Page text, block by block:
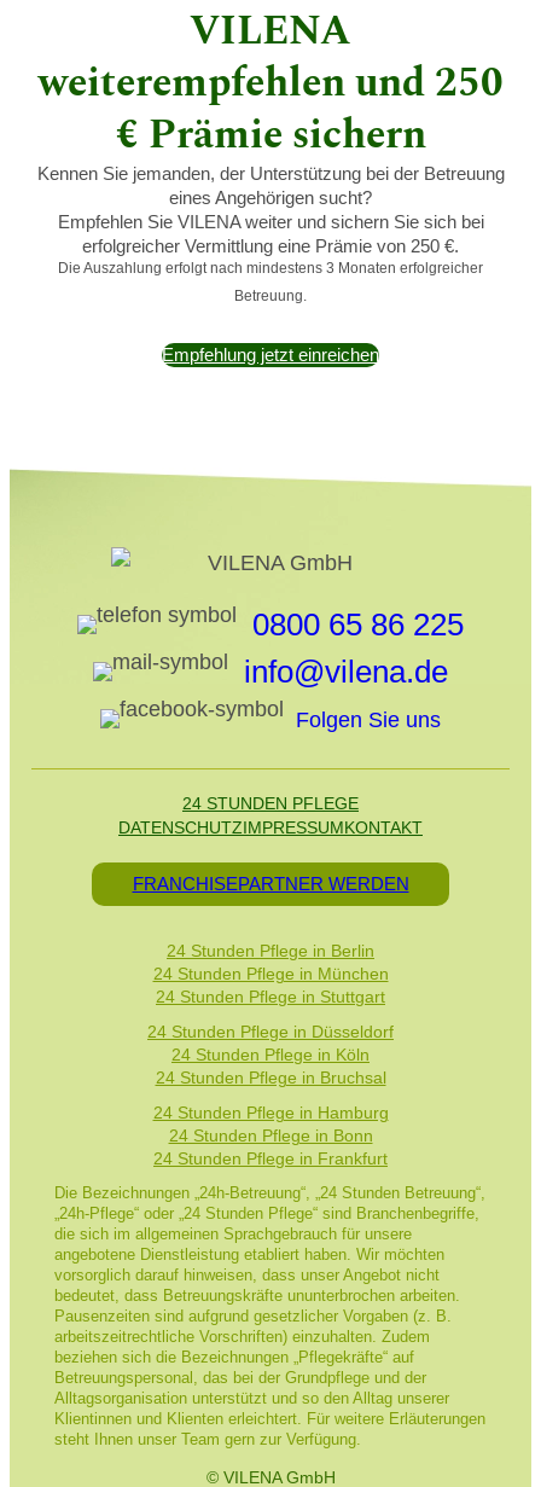
VILENA
weiterempfehlen und 250
€ Prämie sichern
Kennen Sie jemanden, der Unterstützung bei der Betreuung
eines Angehörigen sucht?
Empfehlen Sie VILENA weiter und sichern Sie sich bei
erfolgreicher Vermittlung eine Prämie von 250 €.
Die Auszahlung erfolgt nach mindestens 3 Monaten erfolgreicher
Betreuung.
Empfehlung jetzt einreichen
0800 65 86 225
info@vilena.de
Folgen Sie uns
24 STUNDEN PFLEGE
DATENSCHUTZIMPRESSUMKONTAKT
FRANCHISEPARTNER WERDEN
24 Stunden Pflege in Berlin
24 Stunden Pflege in München
24 Stunden Pflege in Stuttgart
24 Stunden Pflege in Düsseldorf
24 Stunden Pflege in Köln
24 Stunden Pflege in Bruchsal
24 Stunden Pflege in Hamburg
24 Stunden Pflege in Bonn
24 Stunden Pflege in Frankfurt
Die Bezeichnungen „24h-Betreuung“, „24 Stunden Betreuung“,
„24h-Pflege“ oder „24 Stunden Pflege“ sind Branchenbegriffe,
die sich im allgemeinen Sprachgebrauch für unsere
angebotene Dienstleistung etabliert haben. Wir möchten
vorsorglich darauf hinweisen, dass unser Angebot nicht
bedeutet, dass Betreuungskräfte ununterbrochen arbeiten.
Pausenzeiten sind aufgrund gesetzlicher Vorgaben (z. B.
arbeitszeitrechtliche Vorschriften) einzuhalten. Zudem
beziehen sich die Bezeichnungen „Pflegekräfte“ auf
Betreuungspersonal, das bei der Grundpflege und der
Alltagsorganisation unterstützt und so den Alltag unserer
Klientinnen und Klienten erleichtert. Für weitere Erläuterungen
steht Ihnen unser Team gern zur Verfügung.
© VILENA GmbH